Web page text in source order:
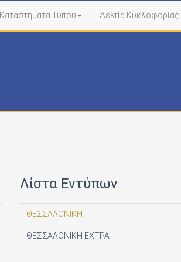
Καταστήματα Τύπου Δελτία Κυκλοφορίας
Λίστα Εντύπων
ΘΕΣΣΑΛΟΝΙΚΗ
ΘΕΣΣΑΛΟΝΙΚΗ ΕΧΤΡΑ